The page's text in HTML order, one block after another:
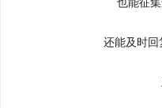
也能征
还能及时回